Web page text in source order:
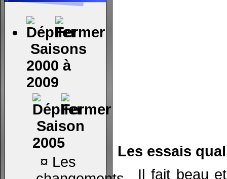
Saisons
2000 à
2009
Saison
2005
¤ Les
Les essais
Il fait beau